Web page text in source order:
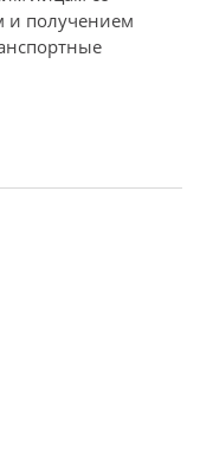
получением